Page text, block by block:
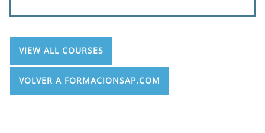
VIEW ALL COURSES
VOLVER A FORMACIONSAP.COM